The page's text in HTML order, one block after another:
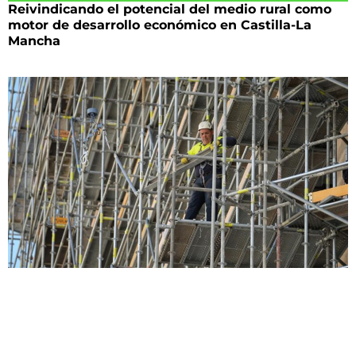
Reivindicando el potencial del medio rural como
motor de desarrollo económico en Castilla-La
Mancha